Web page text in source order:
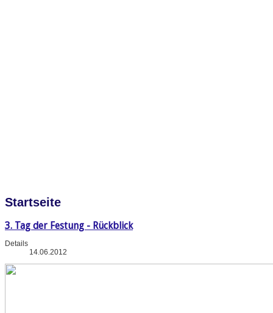
Startseite
3. Tag der Festung - Rückblick
Details
14.06.2012